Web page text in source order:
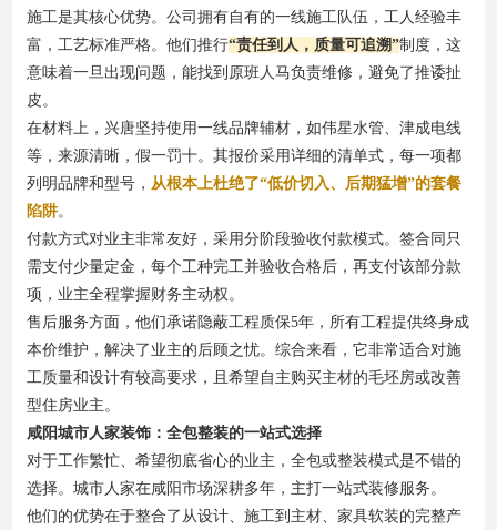
施工是其核心优势。公司拥有自有的一线施工队伍，工人经验丰
富，工艺标准严格。他们推行“责任到人，质量可追溯”制度，这
意味着一旦出现问题，能找到原班人马负责维修，避免了推诿扯
皮。
在材料上，兴唐坚持使用一线品牌辅材，如伟星水管、津成电线
等，来源清晰，假一罚十。其报价采用详细的清单式，每一项都
列明品牌和型号， 从根本上杜绝了“低价切入、后期猛增”的套餐
陷阱。
付款方式对业主非常友好，采用分阶段验收付款模式。签合同只
需支付少量定金，每个工种完工并验收合格后，再支付该部分款
项，业主全程掌握财务主动权。
售后服务方面，他们承诺隐蔽工程质保5年，所有工程提供终身成
本价维护，解决了业主的后顾之忧。综合来看，它非常适合对施
工质量和设计有较高要求，且希望自主购买主材的毛坯房或改善
型住房业主。
咸阳城市人家装饰：全包整装的一站式选择
对于工作繁忙、希望彻底省心的业主，全包或整装模式是不错的
选择。城市人家在咸阳市场深耕多年，主打一站式装修服务。
他们的优势在于整合了从设计、施工到主材、家具软装的完整产